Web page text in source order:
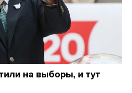
на выборы, и тут